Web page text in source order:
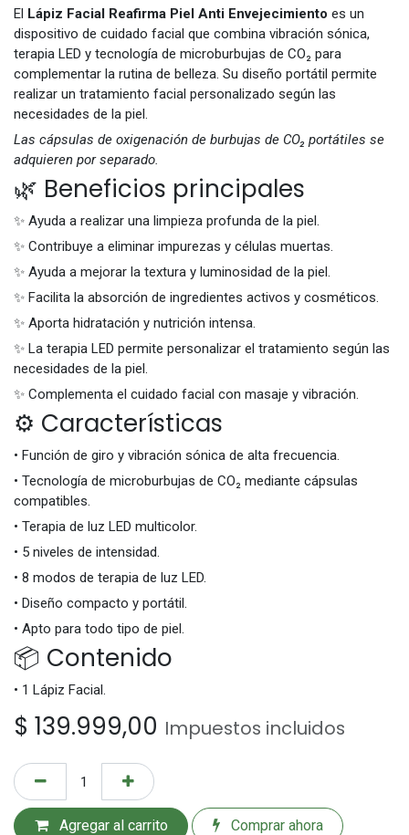
El Lápiz Facial Reafirma Piel Anti Envejecimiento es un
dispositivo de cuidado facial que combina vibración sónica,
terapia LED y tecnología de microburbujas de CO₂ para
complementar la rutina de belleza. Su diseño portátil permite
realizar un tratamiento facial personalizado según las
necesidades de la piel.
Las cápsulas de oxigenación de burbujas de CO₂ portátiles se
adquieren por separado.
🌿 Beneficios principales
✨ Ayuda a realizar una limpieza profunda de la piel.
✨ Contribuye a eliminar impurezas y células muertas.
✨ Ayuda a mejorar la textura y luminosidad de la piel.
✨ Facilita la absorción de ingredientes activos y cosméticos.
✨ Aporta hidratación y nutrición intensa.
✨ La terapia LED permite personalizar el tratamiento según las
necesidades de la piel.
✨ Complementa el cuidado facial con masaje y vibración.
⚙️ Características
• Función de giro y vibración sónica de alta frecuencia.
• Tecnología de microburbujas de CO₂ mediante cápsulas
compatibles.
• Terapia de luz LED multicolor.
• 5 niveles de intensidad.
• 8 modos de terapia de luz LED.
• Diseño compacto y portátil.
• Apto para todo tipo de piel.
📦 Contenido
• 1 Lápiz Facial.
$ 139.999,00 Impuestos incluidos
Agregar al carrito Comprar ahora